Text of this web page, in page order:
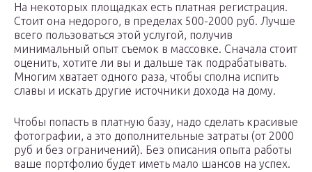
На некоторых площадках есть платная регистрация.
Стоит она недорого, в пределах 500-2000 руб. Лучше
всего пользоваться этой услугой, получив
минимальный опыт съемок в массовке. Сначала стоит
оценить, хотите ли вы и дальше так подрабатывать.
Многим хватает одного раза, чтобы сполна испить
славы и искать другие источники дохода на дому.
Чтобы попасть в платную базу, надо сделать красивые
фотографии, а это дополнительные затраты (от 2000
руб и без ограничений). Без описания опыта работы
ваше портфолио будет иметь мало шансов на успех.